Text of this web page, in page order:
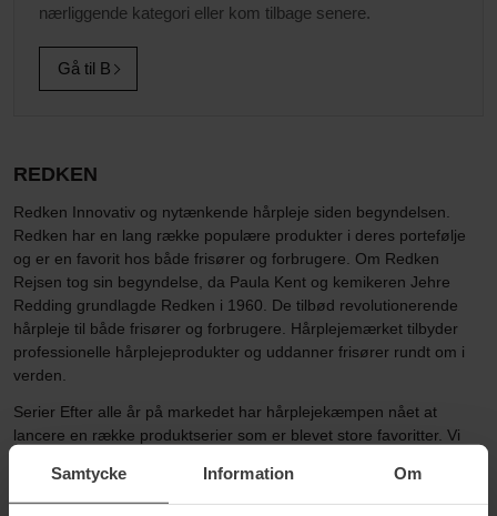
Samtycke Information Om
nærliggende kategori eller kom tilbage senere.
Gå til B
REDKEN
Redken Innovativ og nytænkende hårpleje siden begyndelsen.
Redken har en lang række populære produkter i deres portefølje
og er en favorit hos både frisører og forbrugere. Om Redken
Rejsen tog sin begyndelse, da Paula Kent og kemikeren Jehre
Redding grundlagde Redken i 1960. De tilbød revolutionerende
hårpleje til både frisører og forbrugere. Hårplejemærket tilbyder
professionelle hårplejeprodukter og uddanner frisører rundt om i
verden.
Serier Efter alle år på markedet har hårplejekæmpen nået at
lancere en række produktserier som er blevet store favoritter. Vi
uden at nævne storfavoritten All Soft. En hudplejeserie til dig med
tørt, sprødt og groft hår, som ønsker en blødere og mere fleksibel